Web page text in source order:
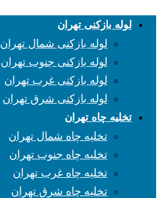
لوله بازکنی تهران
لوله بازکنی شمال تهران
لوله بازکنی جنوب تهران
لوله بازکنی غرب تهران
لوله بازکنی شرق تهران
تخلیه چاه تهران
تخلیه چاه شمال تهران
تخلیه چاه جنوب تهران
تخلیه چاه غرب تهران
تخلیه چاه شرق تهران